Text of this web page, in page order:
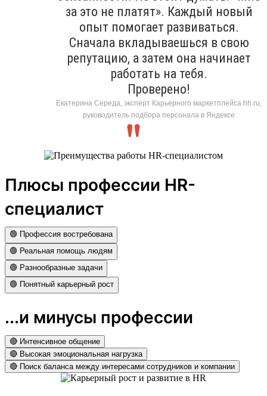
за это не платят». Каждый новый
опыт помогает развиваться.
Сначала вкладываешься в свою
репутацию, а затем она начинает
работать на тебя.
Проверено!
Екатерина Середа, эксперт Карьерного маркетплейса hh.ru,
руководитель подбора персонала в Яндексе
Плюсы профессии HR-
специалист
🟢 Профессия востребована
🟢 Реальная помощь людям
🟢 Разнообразные задачи
🟢 Понятный карьерный рост
...и минусы профессии
🔴 Интенсивное общение
🔴 Высокая эмоциональная нагрузка
🔴 Поиск баланса между интересами сотрудников и компании